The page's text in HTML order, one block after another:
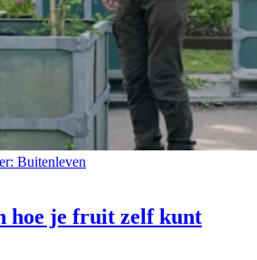
Buitenleven
hoe je fruit zelf kunt